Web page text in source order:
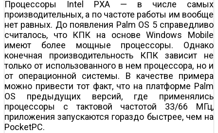
Процессоры Intel PXA — в числе самых
производительных, а по частоте работы им вообще
нет равных. До появления Palm OS 5 справедливо
считалось, что КПК на основе Windows Mobile
имеют более мощные процессоры. Однако
конечная производительность КПК зависит не
только от использованного в нем процессора, но и
от операционной системы. В качестве примера
можно привести тот факт, что на платформе Palm
OS предыдущих версий, где применялись
процессоры с тактовой частотой 33/66 МГц,
приложения запускаются гораздо быстрее, чем на
PocketPC.